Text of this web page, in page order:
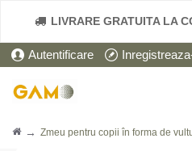
LIVRARE GRATUITA LA
Autentificare
Zmeu pentru copii în forma de